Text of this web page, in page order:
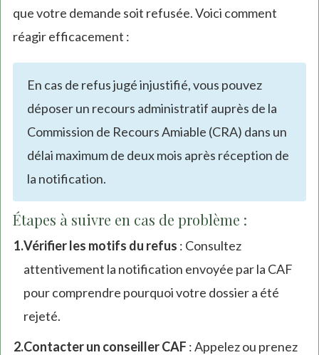
que votre demande soit refusée. Voici comment
réagir efficacement :
En cas de refus jugé injustifié, vous pouvez
déposer un recours administratif auprès de la
Commission de Recours Amiable (CRA) dans un
délai maximum de deux mois après réception de
la notification.
Étapes à suivre en cas de problème :
Vérifier les motifs du refus : Consultez
attentivement la notification envoyée par la CAF
pour comprendre pourquoi votre dossier a été
rejeté.
Contacter un conseiller CAF : Appelez ou prenez